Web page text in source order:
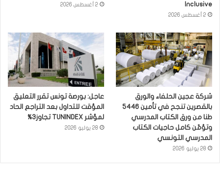
Inclusive
2 أغسطس 2026
2 أغسطس 2026
شركة عجين الحلفاء والورق
بالقصرين تنجح في تأمين 5446
طنا من ورق الكتاب المدرسي
وتؤمّن كامل حاجيات الكتاب
المدرسي التونسي
28 يوليو 2026
عاجل: بورصة تونس تقرر التعليق
المؤقت للتداول بعد التراجع الحاد
لمؤشر TUNINDEX تجاوز3%
28 يوليو 2026